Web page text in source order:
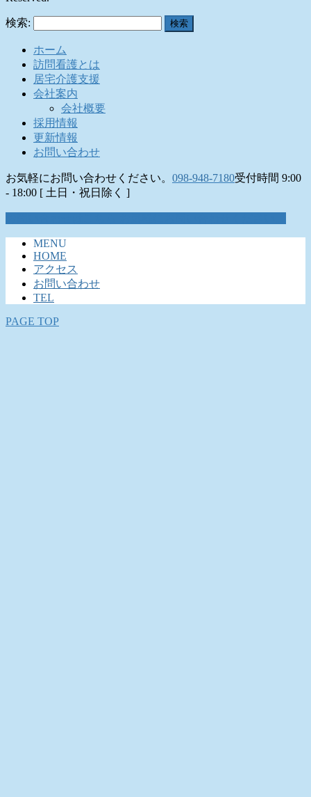
検索:
ホーム
訪問看護とは
居宅介護支援
会社案内
会社概要
採用情報
更新情報
お問い合わせ
お気軽にお問い合わせください。 098-948-7180受付時間 9:00
- 18:00 [ 土日・祝日除く ]
MENU
HOME
アクセス
お問い合わせ
TEL
PAGE TOP